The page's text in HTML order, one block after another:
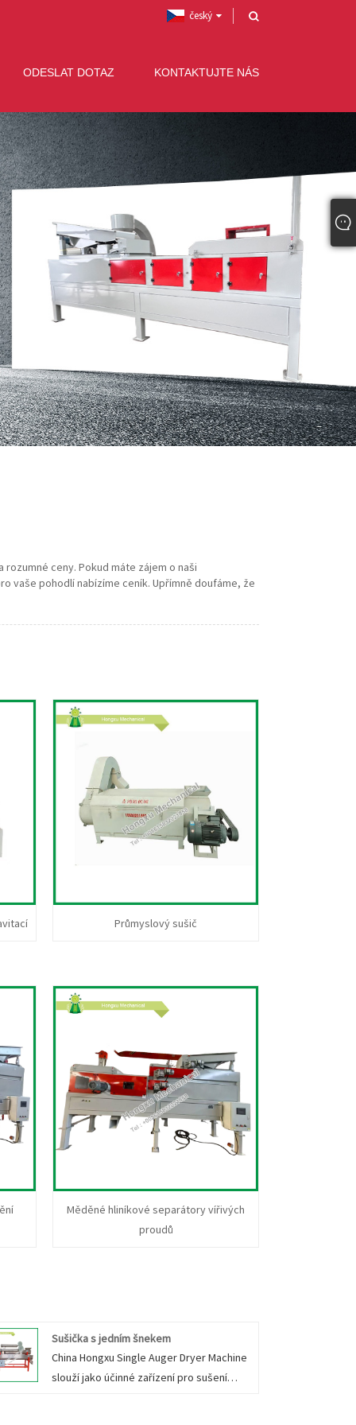
český
ODESLAT DOTAZ KONTAKTUJTE NÁS
ceny. Pokud máte zájem o naši
vaše pohodlí nabízíme ceník. Upřímně doufáme, že
Průmyslový sušič
Měděné hliníkové separátory vířivých
proudů
Sušička s jedním šnekem
China Hongxu Single Auger Dryer Machine
slouží jako účinné zařízení pro sušení